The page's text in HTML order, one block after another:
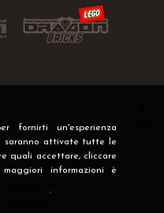
fornirti un'esperienza
saranno attivate tutte le
quali accettare, cliccare
informazioni è
.